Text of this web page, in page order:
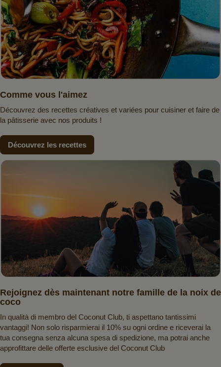
Comme vous l'aimez
Découvrez des recettes créatives et variées pour cuisiner et faire de
la pâtisserie avec nos produits !
Découvrez les recettes
Rejoignez dès maintenant notre famille de la noix de
coco
In qualità di membro del Coconut Club, ti aspettano tantissimi
vantaggi! Non solo risparmierai il 10% su ogni ordine e riceverai la
tua consegna senza alcuna spesa di spedizione, ma potrai anche
approfittare delle offerte esclusive del Coconut Club